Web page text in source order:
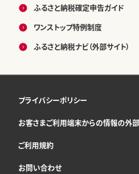
ふるさと納税確定申告ガイド
ワンストップ特例制度
ふるさと納税ナビ（外部サイト）
プライバシーポリシー
お客さまご利用端末からの情報の外
ご利用規約
お問い合わせ